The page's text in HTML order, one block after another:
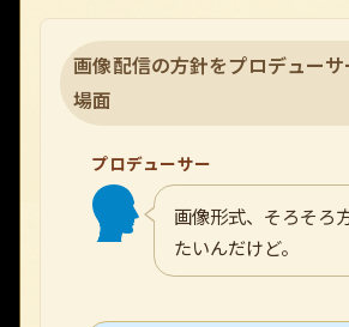
画像配信の方針をプロデュー
場面
プロデューサー
画像形式、そろそろ
たいんだけど。